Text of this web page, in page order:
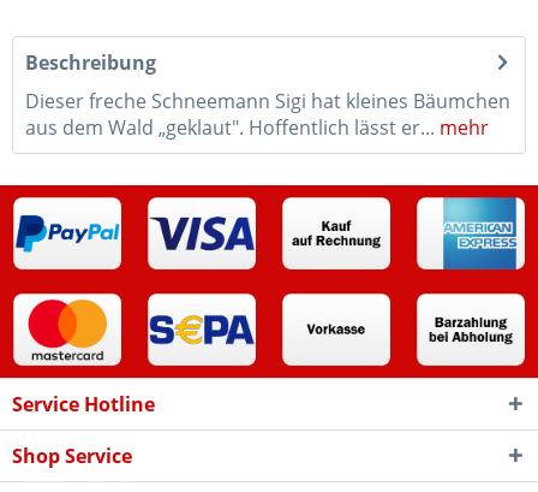
Beschreibung
Dieser freche Schneemann Sigi hat kleines Bäumchen
aus dem Wald „geklaut". Hoffentlich lässt er... mehr
Service Hotline
Shop Service